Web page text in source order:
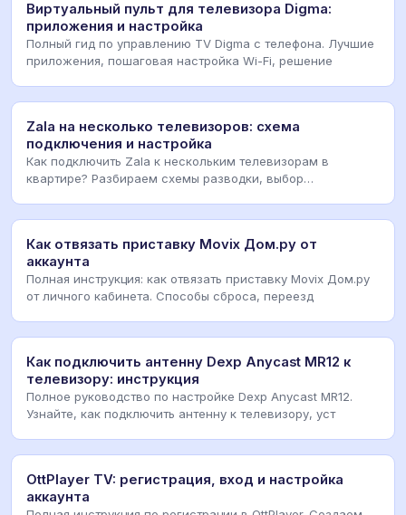
Виртуальный пульт для телевизора Digma:
приложения и настройка
Полный гид по управлению TV Digma с телефона. Лучшие
приложения, пошаговая настройка Wi-Fi, решение
Zala на несколько телевизоров: схема
подключения и настройка
Как подключить Zala к нескольким телевизорам в
квартире? Разбираем схемы разводки, выбор
Как отвязать приставку Movix Дом.ру от
аккаунта
Полная инструкция: как отвязать приставку Movix Дом.ру
от личного кабинета. Способы сброса, переезд
Как подключить антенну Dexp Anycast MR12 к
телевизору: инструкция
Полное руководство по настройке Dexp Anycast MR12.
Узнайте, как подключить антенну к телевизору, уст
OttPlayer TV: регистрация, вход и настройка
аккаунта